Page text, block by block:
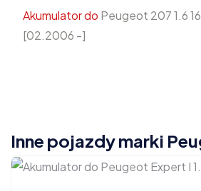
Akumulator do Peugeot 207 1.6
[02.2006 -]
Inne pojazdy marki